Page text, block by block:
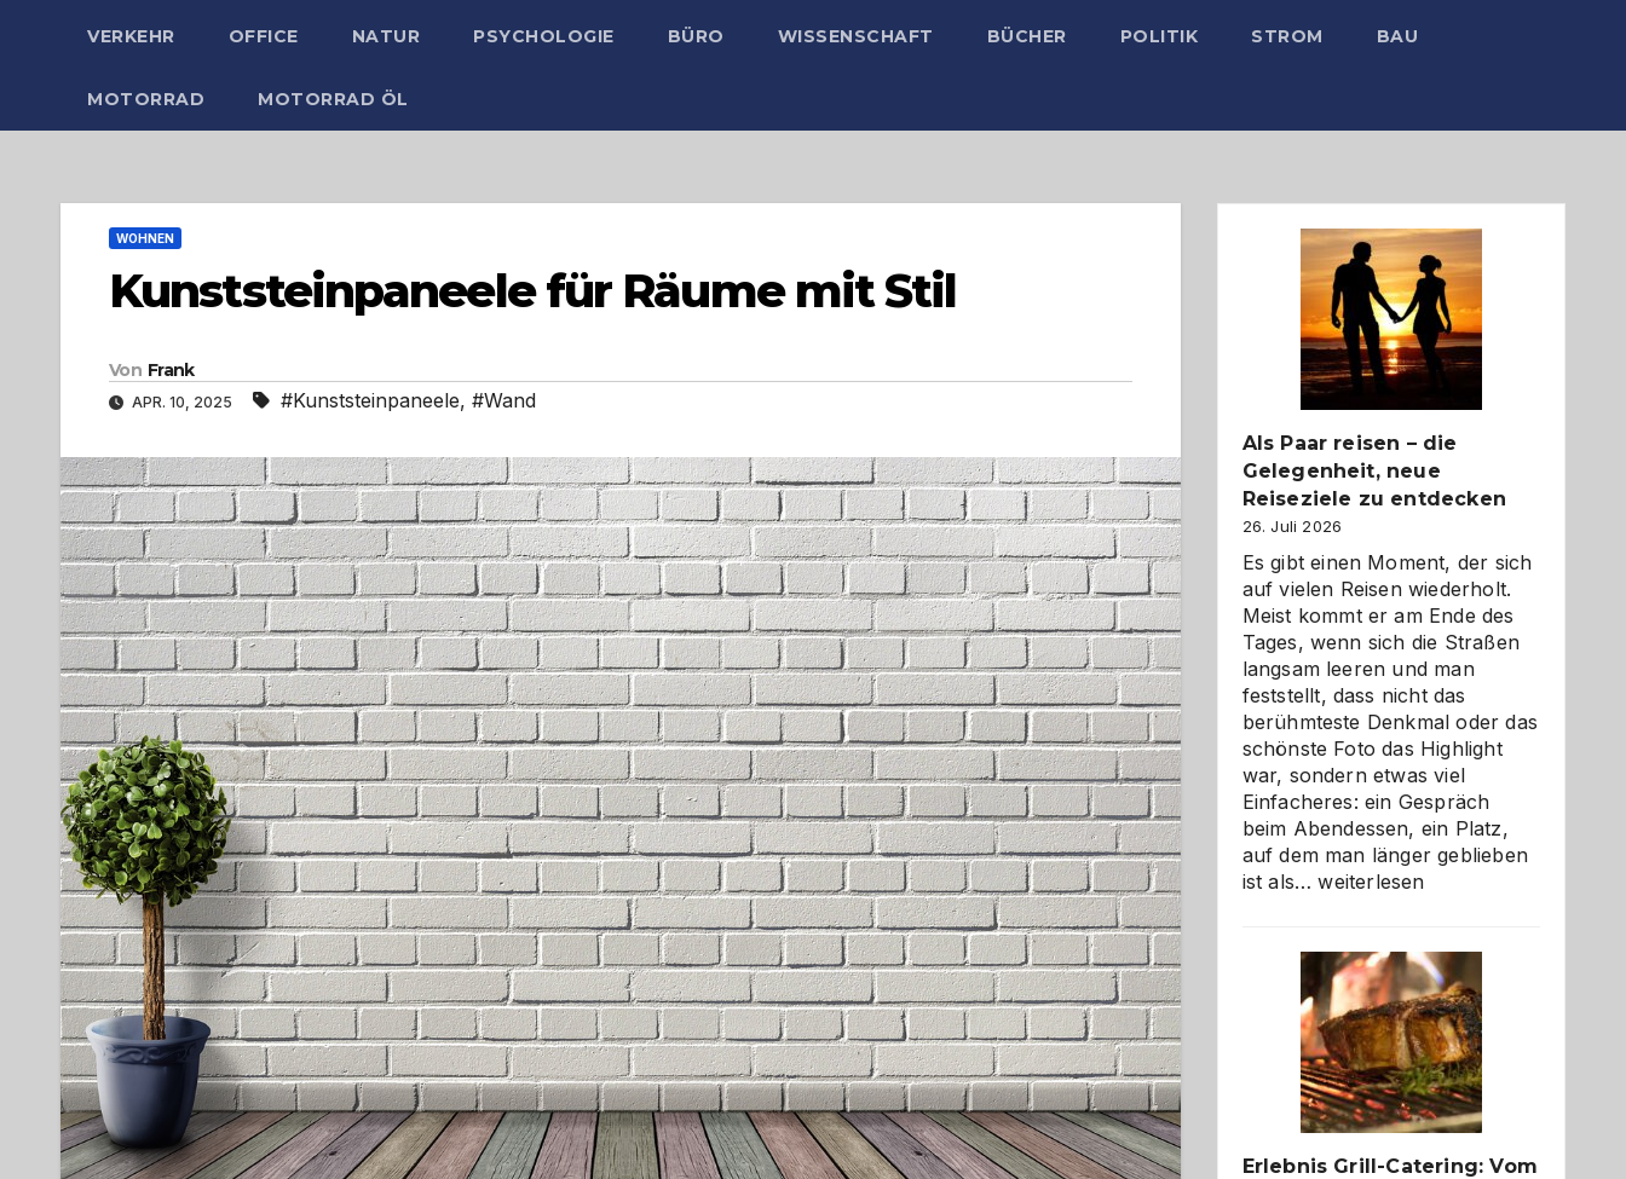
VERKEHR OFFICE NATUR PSYCHOLOGIE BÜRO WISSENSCHAFT BÜCHER POLITIK STROM BAU
MOTORRAD MOTORRAD ÖL
WOHNEN
Kunststeinpaneele für Räume mit Stil
Von Frank
APR. 10, 2025 #Kunststeinpaneele, #Wand
Als Paar reisen – die
Gelegenheit, neue
Reiseziele zu entdecken
26. Juli 2026
Es gibt einen Moment, der sich
auf vielen Reisen wiederholt.
Meist kommt er am Ende des
Tages, wenn sich die Straßen
langsam leeren und man
feststellt, dass nicht das
berühmteste Denkmal oder das
schönste Foto das Highlight
war, sondern etwas viel
Einfacheres: ein Gespräch
beim Abendessen, ein Platz,
auf dem man länger geblieben
ist als…Als
die
Gelegenheit,
neue
Reiseziele
zu
entdecken
weiterlesen
Erlebnis Grill-Catering: Vom